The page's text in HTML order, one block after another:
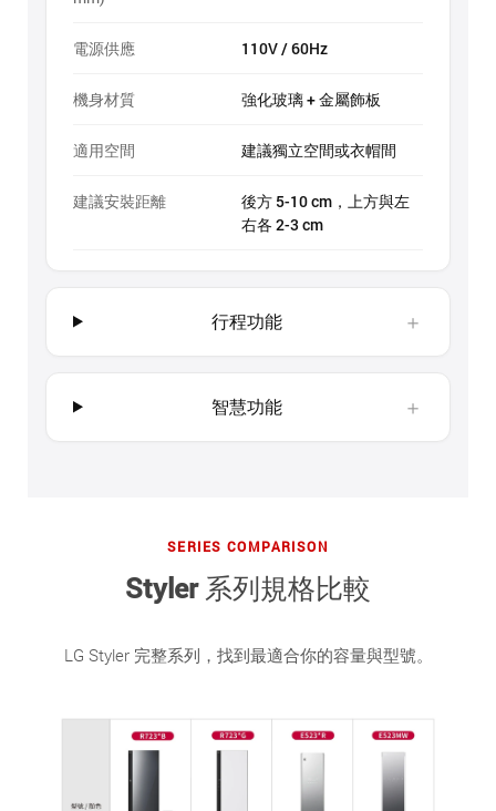
電源供應 110V / 60Hz
機身材質 強化玻璃 + 金屬飾板
適用空間 建議獨立空間或衣帽間
建議安裝距離
後方 5-10 cm，上方與左
右各 2-3 cm
行程功能 ＋
智慧功能 ＋
SERIES COMPARISON
Styler 系列規格比較
LG Styler 完整系列，找到最適合你的容量與型號。